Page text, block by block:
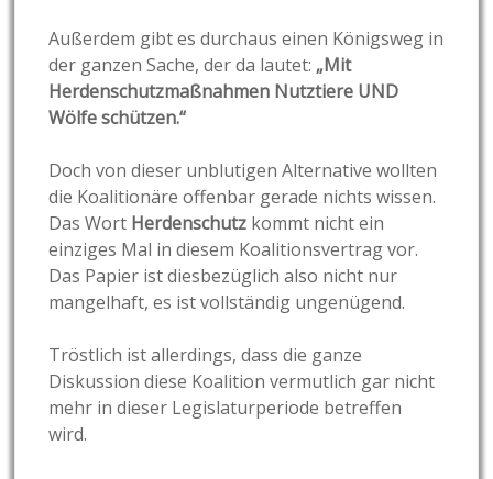
Außerdem gibt es durchaus einen Königsweg in
der ganzen Sache, der da lautet: „Mit
Herdenschutzmaßnahmen Nutztiere UND
Wölfe schützen.“
Doch von dieser unblutigen Alternative wollten
die Koalitionäre offenbar gerade nichts wissen.
Das Wort Herdenschutz kommt nicht ein
einziges Mal in diesem Koalitionsvertrag vor.
Das Papier ist diesbezüglich also nicht nur
mangelhaft, es ist vollständig ungenügend.
Tröstlich ist allerdings, dass die ganze
Diskussion diese Koalition vermutlich gar nicht
mehr in dieser Legislaturperiode betreffen
wird.